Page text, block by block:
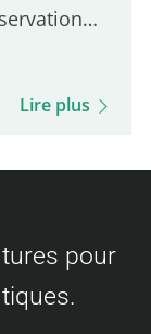
classe
Classe
Lire plus
pour